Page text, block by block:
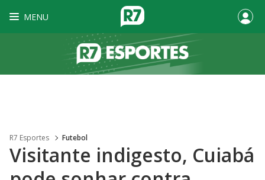
MENU
R7 Esportes Futebol
Visitante indigesto, Cuiabá